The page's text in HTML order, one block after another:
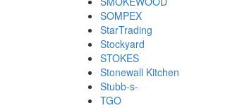
SOMPEX
StarTrading
Stockyard
STOKES
Stonewall Kitchen
Stubb-s-
TGO